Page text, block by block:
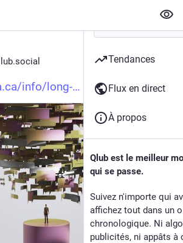
info/long-
Tendances
Flux en direct
À propos
Qlub est le meilleur
qui se passe.
Suivez n'importe qui
affichez tout dans un
chronologique. Ni
publicités, ni appâts à